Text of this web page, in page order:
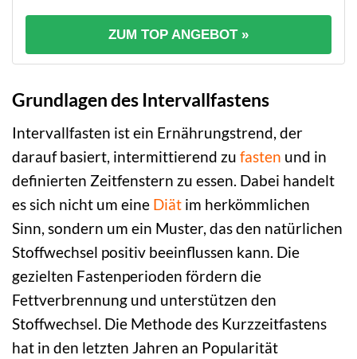
ZUM TOP ANGEBOT »
Grundlagen des Intervallfastens
Intervallfasten ist ein Ernährungstrend, der
darauf basiert, intermittierend zu fasten und in
definierten Zeitfenstern zu essen. Dabei handelt
es sich nicht um eine Diät im herkömmlichen
Sinn, sondern um ein Muster, das den natürlichen
Stoffwechsel positiv beeinflussen kann. Die
gezielten Fastenperioden fördern die
Fettverbrennung und unterstützen den
Stoffwechsel. Die Methode des Kurzzeitfastens
hat in den letzten Jahren an Popularität